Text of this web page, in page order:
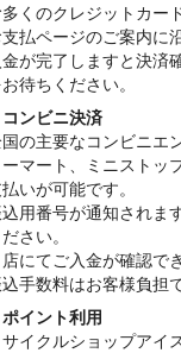
くのクレジットカー
払ページのご案内に
が完了しますと決済
待ちください。
ンビニ決済
の主要なコンビニエ
マート、ミニストッ
いが可能です。
用番号が通知されま
さい。
にてご入金が確認で
手数料はお客様負担
イント利用
イクルショップアイ